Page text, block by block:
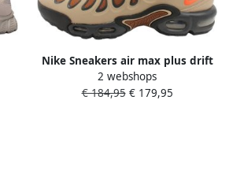
Nike Sneakers air max plus drift
khaki 43 eu
2 webshops
€ 184,95€ 179,95